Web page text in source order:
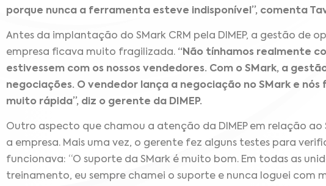
porque nunca a ferramenta esteve indisponível”, comenta
Antes da implantação do SMark CRM pela DIMEP, a gestão de
empresa ficava muito fragilizada. “Não tínhamos realmente
estivessem com os nossos vendedores. Com o SMark, a
negociações. O vendedor lança a negociação no SMark e
muito rápida”, diz o gerente da DIMEP.
Outro aspecto que chamou a atenção da DIMEP em relação
a empresa. Mais uma vez, o gerente fez alguns testes para
funcionava: “O suporte da SMark é muito bom. Em todas as
treinamento, eu sempre chamei o suporte e nunca loguei com